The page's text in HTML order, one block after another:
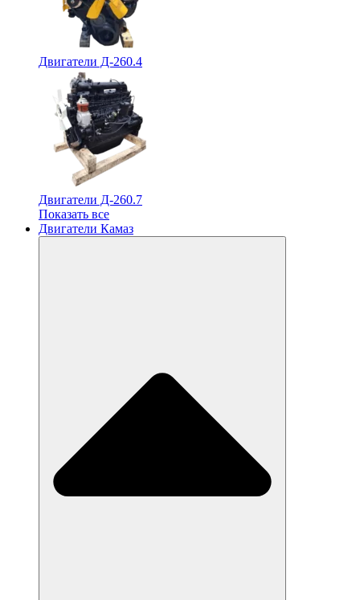
Двигатели Д-260.4
Двигатели Д-260.7
Показать все
Двигатели Камаз